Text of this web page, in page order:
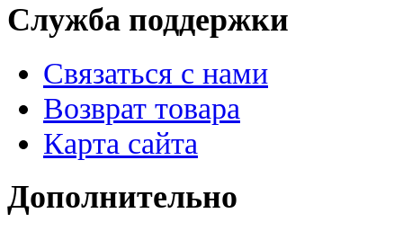
Служба поддержки
Связаться с нами
Возврат товара
Карта сайта
Дополнительно